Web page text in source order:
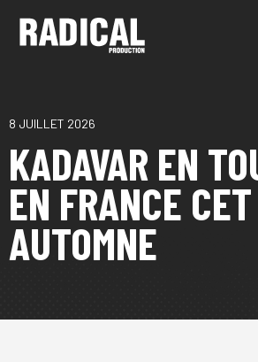
8 JUILLET 2026
KADAVAR EN
EN FRANCE CET
AUTOMNE